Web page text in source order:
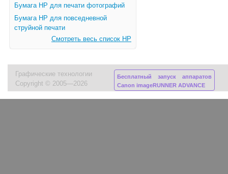
Бумага HP для печати фотографий
Бумага HP для повседневной
струйной печати
Смотреть весь список HP
Графические технологии
Copyright © 2005—2026
Бесплатный запуск аппаратов
Canon imageRUNNER ADVANCE